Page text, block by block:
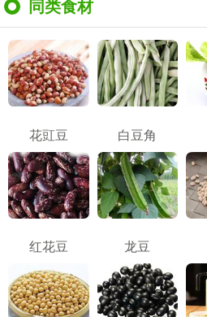
同类食材
花豇豆 白豆角
红花豆 龙豆